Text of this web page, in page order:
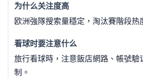
欧洲強隊搜索量穩定，淘汰賽階段热
旅行看球時，注意飯店網路、帳號驗
制。